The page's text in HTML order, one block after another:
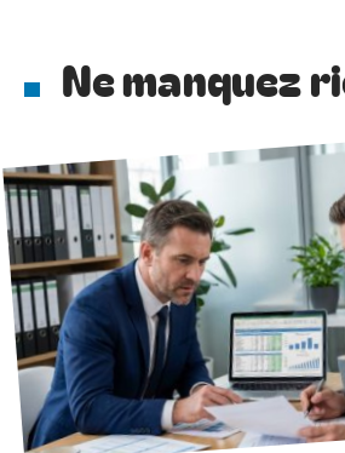
Ne manquez